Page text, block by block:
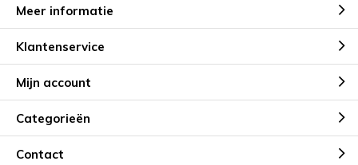
Meer informatie
Klantenservice
Mijn account
Categorieën
Contact
Gewenste datum voor proefrit
Opmerkingen
Gewenste datum voor slaapadvies
Opmerkingen
Opmerkingen